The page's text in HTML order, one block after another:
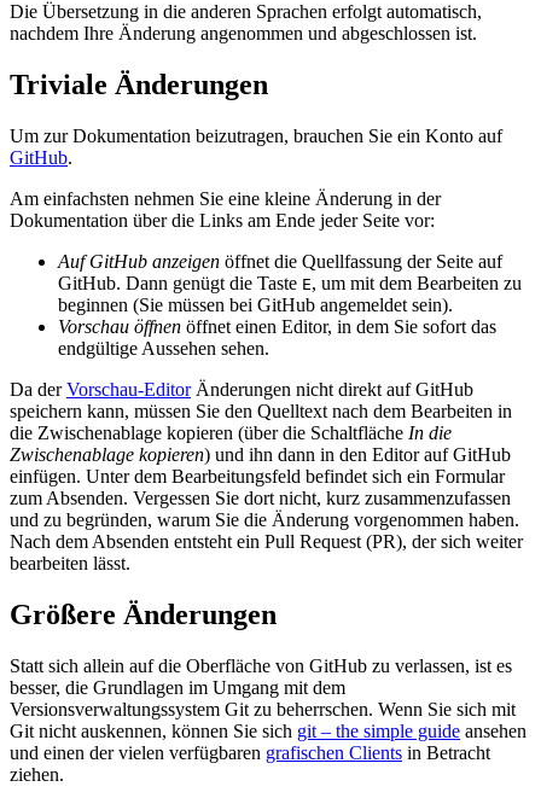
Die Übersetzung in die anderen Sprachen erfolgt automatisch,
nachdem Ihre Änderung angenommen und abgeschlossen ist.
Triviale Änderungen
Um zur Dokumentation beizutragen, brauchen Sie ein Konto auf
GitHub.
Am einfachsten nehmen Sie eine kleine Änderung in der
Dokumentation über die Links am Ende jeder Seite vor:
Auf GitHub anzeigen öffnet die Quellfassung der Seite auf
GitHub. Dann genügt die Taste E, um mit dem Bearbeiten zu
beginnen (Sie müssen bei GitHub angemeldet sein).
Vorschau öffnen öffnet einen Editor, in dem Sie sofort das
endgültige Aussehen sehen.
Da derVorschau-EditorÄnderungen nicht direkt auf GitHub
speichern kann, müssen Sie den Quelltext nach dem Bearbeiten in
die Zwischenablage kopieren (über die Schaltfläche In die
Zwischenablage kopieren) und ihn dann in den Editor auf GitHub
einfügen. Unter dem Bearbeitungsfeld befindet sich ein Formular
zum Absenden. Vergessen Sie dort nicht, kurz zusammenzufassen
und zu begründen, warum Sie die Änderung vorgenommen haben.
Nach dem Absenden entsteht ein Pull Request (PR), der sich weiter
bearbeiten lässt.
Größere Änderungen
Statt sich allein auf die Oberfläche von GitHub zu verlassen, ist es
besser, die Grundlagen im Umgang mit dem
Versionsverwaltungssystem Git zu beherrschen. Wenn Sie sich mit
Git nicht auskennen, können Sie sich git – the simple guide ansehen
und einen der vielen verfügbaren grafischen Clients in Betracht
ziehen.